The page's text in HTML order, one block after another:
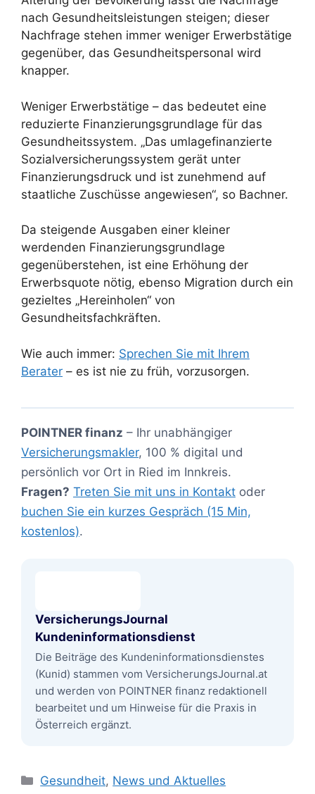
nach Gesundheitsleistungen steigen; dieser
Nachfrage stehen immer weniger Erwerbstätige
gegenüber, das Gesundheitspersonal wird
knapper.
Weniger Erwerbstätige – das bedeutet eine
reduzierte Finanzierungsgrundlage für das
Gesundheitssystem. „Das umlagefinanzierte
Sozialversicherungssystem gerät unter
Finanzierungsdruck und ist zunehmend auf
staatliche Zuschüsse angewiesen“, so Bachner.
Da steigende Ausgaben einer kleiner
werdenden Finanzierungsgrundlage
gegenüberstehen, ist eine Erhöhung der
Erwerbsquote nötig, ebenso Migration durch ein
gezieltes „Hereinholen“ von
Gesundheitsfachkräften.
Wie auch immer: Sprechen Sie mit Ihrem
Berater – es ist nie zu früh, vorzusorgen.
POINTNER finanz – Ihr unabhängiger
Versicherungsmakler, 100 % digital und
persönlich vor Ort in Ried im Innkreis.
Fragen? Treten Sie mit uns in Kontakt oder
buchen Sie ein kurzes Gespräch (15 Min,
kostenlos).
VersicherungsJournal
Kundeninformationsdienst
Die Beiträge des Kundeninformationsdienstes
(Kunid) stammen vom VersicherungsJournal.at
und werden von POINTNER finanz redaktionell
bearbeitet und um Hinweise für die Praxis in
Österreich ergänzt.
Kategorien
Gesundheit, News und Aktuelles